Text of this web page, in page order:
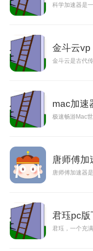
科学加速器是
金斗云vp
金斗云是古代
mac加速
极速畅游Mac
唐师傅加
唐师傅加速器
君珏pc版
君珏，一个充